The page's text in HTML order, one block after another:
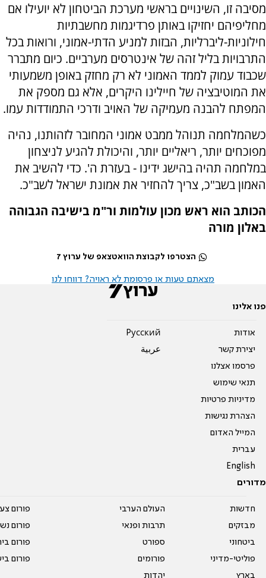
מסיבה זו, השינויים בראשי מערכת הביטחון לא יועילו אם
מחליפיהם יחזיקו באותן פרדיגמות מחשבתיות
חילוניות-ליברליות, הבזות למניע הדתי-אמוני, ורואות בכל
התרבויות בליל זהה של אינטרסים מערביים. כיום מתברר
שכבוד עמוק לממד האמוני לא רק מחזק באופן משמעותי
את המוטיבציה של חיילינו היקרים, אלא גם מספק את
המפתח להבנה מעמיקה של האויב ודרכי התמודדות עמו.
כשהמלחמה תנוהל ממבט אמוני המחובר לזהותנו, נהיה
מפוכחים יותר, ריאליים יותר, והיכולת להגיע לניצחון
במלחמה תהיה בהישג ידינו - בעזרת ה'. כדי להשיב את
האמון בשב"כ, צריך להחזיר את אמונת ישראל לשב"כ.
הכותב הוא ראש מכון עולמות ור"מ בישיבה הגבוהה
באלון מורה
הצטרפו לקבוצת הוואטצאפ של ערוץ 7
מצאתם טעות או פרסומת לא ראויה? דווחו לנו
פנו אלינו
אודות
יצירת קשר
פרסמו אצלנו
תנאי שימוש
מדיניות פרטיות
הצהרת נגישות
המייל האדום
עברית
English
Pусский
عربية
מדורים
חדשות
מבזקים
ביטחוני
פוליטי-מדיני
בארץ
העולם הערבי
תרבות ופנאי
ספורט
פורומים
יהדות
פורום
פורום
פורום
פורום